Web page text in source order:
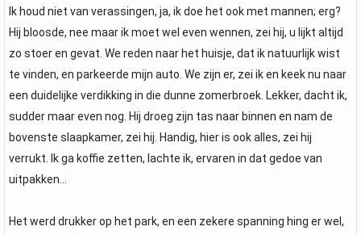
Ik houd niet van verassingen, ja, ik doe het ook met mannen; erg?
Hij bloosde, nee maar ik moet wel even wennen, zei hij, u lijkt altijd
zo stoer en gevat. We reden naar het huisje, dat ik natuurlijk wist
te vinden, en parkeerde mijn auto. We zijn er, zei ik en keek nu naar
een duidelijke verdikking in die dunne zomerbroek. Lekker, dacht ik,
sudder maar even nog. Hij droeg zijn tas naar binnen en nam de
bovenste slaapkamer, zei hij. Handig, hier is ook alles, zei hij
verrukt. Ik ga koffie zetten, lachte ik, ervaren in dat gedoe van
uitpakken…
Het werd drukker op het park, en een zekere spanning hing er wel,